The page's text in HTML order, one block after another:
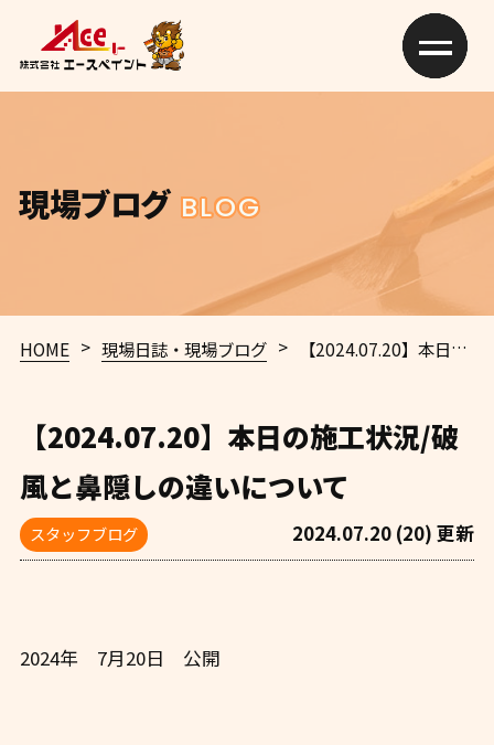
現場ブログ BLOG
HOME > 現場日誌・現場ブログ > 【2024.07.20】本日の施工状況/破風と鼻隠しの違いについて
【2024.07.20】本日の施工状況/破
風と鼻隠しの違いについて
スタッフブログ 2024.07.20 (20) 更新
2024年 7月20日 公開